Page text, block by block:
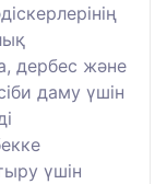
дербес және
даму үшін
үшін